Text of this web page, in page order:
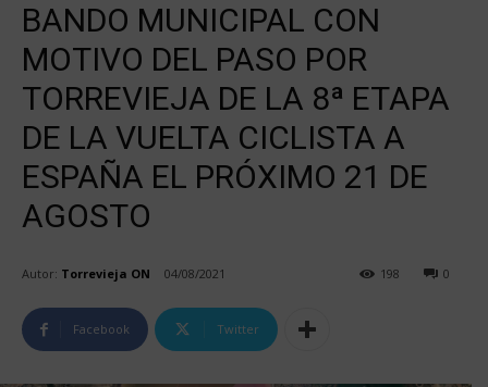
BANDO MUNICIPAL CON
MOTIVO DEL PASO POR
TORREVIEJA DE LA 8ª ETAPA
DE LA VUELTA CICLISTA A
ESPAÑA EL PRÓXIMO 21 DE
AGOSTO
Autor: Torrevieja ON 04/08/2021 0
198
Facebook Twitter